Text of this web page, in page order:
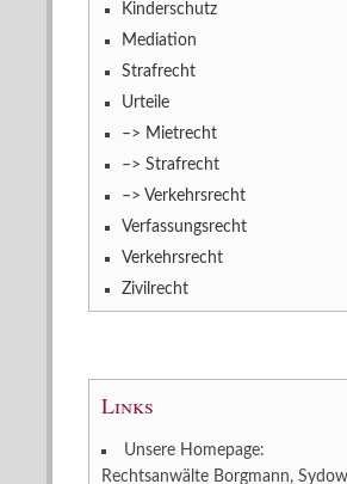
Kinderschutz
Mediation
Strafrecht
Urteile
–> Mietrecht
–> Strafrecht
–> Verkehrsrecht
Verfassungsrecht
Verkehrsrecht
Zivilrecht
Links
Unsere Homepage:
Rechtsanwälte Borgmann,